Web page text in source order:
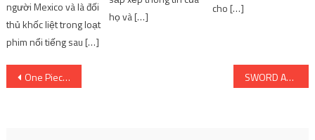
người Mexico và là đối
thủ khốc liệt trong loạt
phim nổi tiếng sau […]
họ và […]
cho […]
Post
One Piece – Collection 27 (Blu-Ray/DVD Combo Pack) – KHÓA KHU VỰC SWORD ART ONLINE CUỐI CÙNG CUỐI CÙNG Bài hát mở đầu “VITA” của ReoNa Lyric Video hiện đã có để phát trực tuyến trên YouTube